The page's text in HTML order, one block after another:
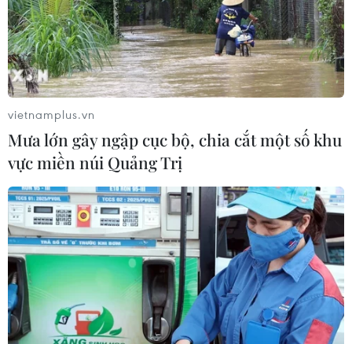
vietnamplus.vn
Mưa lớn gây ngập cục bộ, chia cắt một số khu
vực miền núi Quảng Trị